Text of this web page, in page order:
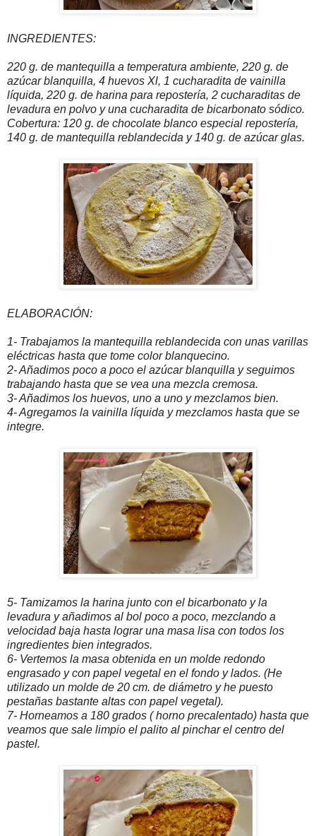
INGREDIENTES:
220 g. de mantequilla a temperatura ambiente, 220 g. de
azúcar blanquilla, 4 huevos Xl, 1 cucharadita de vainilla
líquida, 220 g. de harina para repostería, 2 cucharaditas de
levadura en polvo y una cucharadita de bicarbonato sódico.
Cobertura: 120 g. de chocolate blanco especial repostería,
140 g. de mantequilla reblandecida y 140 g. de azúcar glas.
ELABORACIÓN:
1- Trabajamos la mantequilla reblandecida con unas varillas
eléctricas hasta que tome color blanquecino.
2- Añadimos poco a poco el azúcar blanquilla y seguimos
trabajando hasta que se vea una mezcla cremosa.
3- Añadimos los huevos, uno a uno y mezclamos bien.
4- Agregamos la vainilla líquida y mezclamos hasta que se
integre.
5- Tamizamos la harina junto con el bicarbonato y la
levadura y añadimos al bol poco a poco, mezclando a
velocidad baja hasta lograr una masa lisa con todos los
ingredientes bien integrados.
6- Vertemos la masa obtenida en un molde redondo
engrasado y con papel vegetal en el fondo y lados. (He
utilizado un molde de 20 cm. de diámetro y he puesto
pestañas bastante altas con papel vegetal).
7- Horneamos a 180 grados ( horno precalentado) hasta que
veamos que sale limpio el palito al pinchar el centro del
pastel.